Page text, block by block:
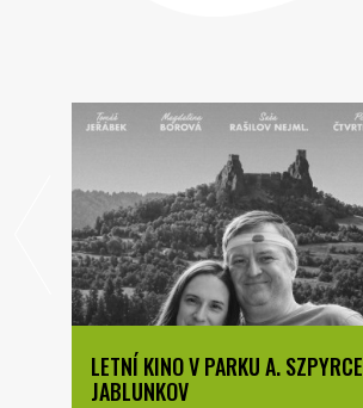
LETNÍ KINO V PARKU A. SZPYRCE
JABLUNKOV